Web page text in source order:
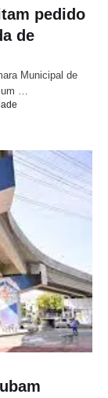
pedido
de
Municipal de
um …